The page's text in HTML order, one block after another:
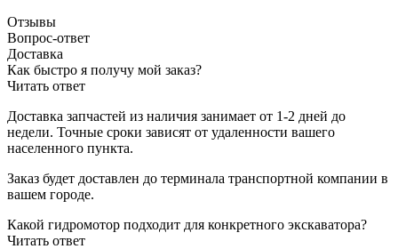
Отзывы
Вопрос-ответ
Доставка
Как быстро я получу мой заказ?
Читать ответ
Доставка запчастей из наличия занимает от 1-2 дней до
недели. Точные сроки зависят от удаленности вашего
населенного пункта.
Заказ будет доставлен до терминала транспортной компании в
вашем городе.
Какой гидромотор подходит для конкретного экскаватора?
Читать ответ